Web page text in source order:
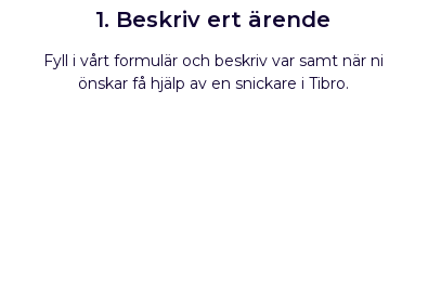
1. Beskriv ert ärende
Fyll i vårt formulär och beskriv var samt när ni
önskar få hjälp av en snickare i Tibro.